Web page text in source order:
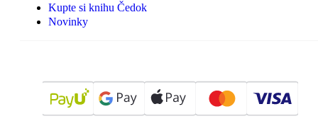
Kupte si knihu Čedok
Novinky